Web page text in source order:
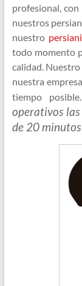
profesional, con
nuestros
nuestro
todo momento
calidad.
nuestra
tiempo posible.
operativos las
de 20